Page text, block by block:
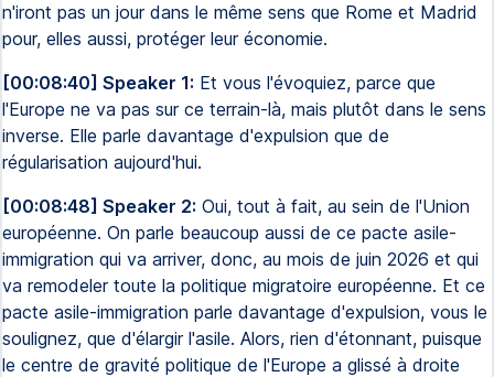
n'iront pas un jour dans le même sens que Rome et Madrid
pour, elles aussi, protéger leur économie.
[00:08:40] Speaker 1: Et vous l'évoquiez, parce que
l'Europe ne va pas sur ce terrain-là, mais plutôt dans le sens
inverse. Elle parle davantage d'expulsion que de
régularisation aujourd'hui.
[00:08:48] Speaker 2: Oui, tout à fait, au sein de l'Union
européenne. On parle beaucoup aussi de ce pacte asile-
immigration qui va arriver, donc, au mois de juin 2026 et qui
va remodeler toute la politique migratoire européenne. Et ce
pacte asile-immigration parle davantage d'expulsion, vous le
soulignez, que d'élargir l'asile. Alors, rien d'étonnant, puisque
le centre de gravité politique de l'Europe a glissé à droite